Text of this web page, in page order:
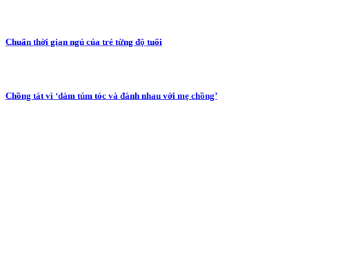
Chuẩn thời gian ngủ của trẻ từng độ tuổi
Chồng tát vì ‘dám túm tóc và đánh nhau với mẹ chồng’